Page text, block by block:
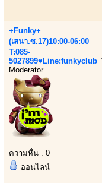
+Funky+
(เสนา.ซ.17)10:00-06:00
T:085-
5027899♥Line:funkyclub
Moderator
ความหื่น : 0
ออนไลน์